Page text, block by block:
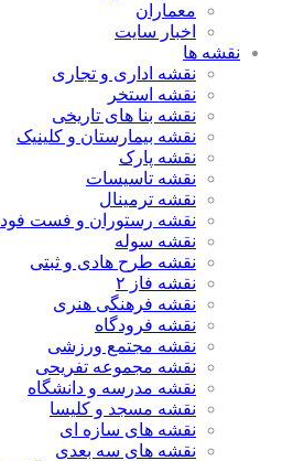
معماران
اخبار سایت
نقشه ها
نقشه اداری و تجاری
نقشه استخر
نقشه بنا های تاریخی
نقشه بیمارستان و کلینیک
نقشه پارک
نقشه تاسیسات
نقشه ترمینال
نقشه رستوران و فست فود
نقشه سوله
نقشه طرح هادی و ثبتی
نقشه فاز ۲
نقشه فرهنگی هنری
نقشه فرودگاه
نقشه مجتمع ورزشی
نقشه مجموعه تفریحی
نقشه مدرسه و دانشگاه
نقشه مسجد و کلیسا
نقشه های سازه ای
نقشه های سه بعدی